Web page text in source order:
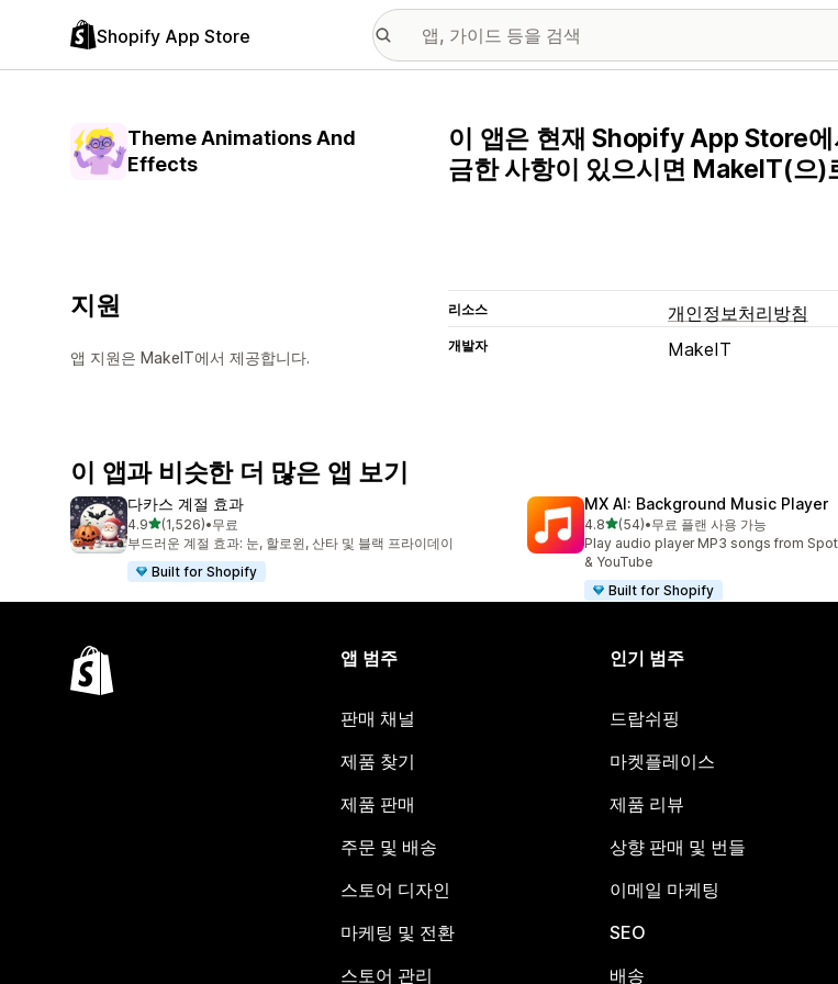
Shopify App Store
Theme Animations And
Effects
이 앱은 현재 Shopify App Store
금한 사항이 있으시면 MakeIT(으)
지원
앱 지원은 MakeIT에서 제공합니다.
리소스 개인정보처리방침
개발자 MakeIT
이 앱과 비슷한 더 많은 앱 보기
다카스 계절 효과
4.9별 5개 중
(1,526)
총 리뷰 1526개
•무료
부드러운 계절 효과: 눈, 할로윈, 산타 및 블랙 프라이데이
Built for Shopify
MX AI: Background Music Player
4.8별 5개 중
(54)
총 리뷰 54개
•무료 플랜 사용 가능
Play audio player MP3 songs from
& YouTube
Built for Shopify
앱 범주
판매 채널
제품 찾기
제품 판매
주문 및 배송
스토어 디자인
마케팅 및 전환
스토어 관리
인기 범주
드랍쉬핑
마켓플레이스
제품 리뷰
상향 판매 및 번들
이메일 마케팅
SEO
배송